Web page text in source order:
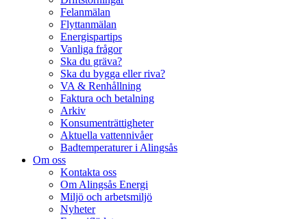
Felanmälan
Flyttanmälan
Energispartips
Vanliga frågor
Ska du gräva?
Ska du bygga eller riva?
VA & Renhållning
Faktura och betalning
Arkiv
Konsumenträttigheter
Aktuella vattennivåer
Badtemperaturer i Alingsås
Om oss
Kontakta oss
Om Alingsås Energi
Miljö och arbetsmiljö
Nyheter